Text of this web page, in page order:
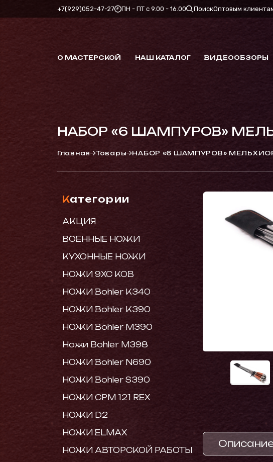
+7(929)052-47-27 ПН - ПТ с 9.00 - 16.00 ПоискОптовым
О МАСТЕРСКОЙ НАШ КАТАЛОГ ВИДЕООБЗОРЫ
НАБОР «6 ШАМПУРОВ»
Главная Товары НАБОР «6 ШАМПУРОВ»
Категории
АКЦИЯ
ВОЕННЫЕ НОЖИ
КУХОННЫЕ НОЖИ
НОЖИ 9ХС КОВ
НОЖИ Bohler K340
НОЖИ Bohler K390
НОЖИ Bohler M390
Ножи Bohler M398
НОЖИ Bohler N690
НОЖИ Bohler S390
НОЖИ CPM 121 REX
НОЖИ D2
НОЖИ ELMAX
НОЖИ АВТОРСКОЙ РАБОТЫ